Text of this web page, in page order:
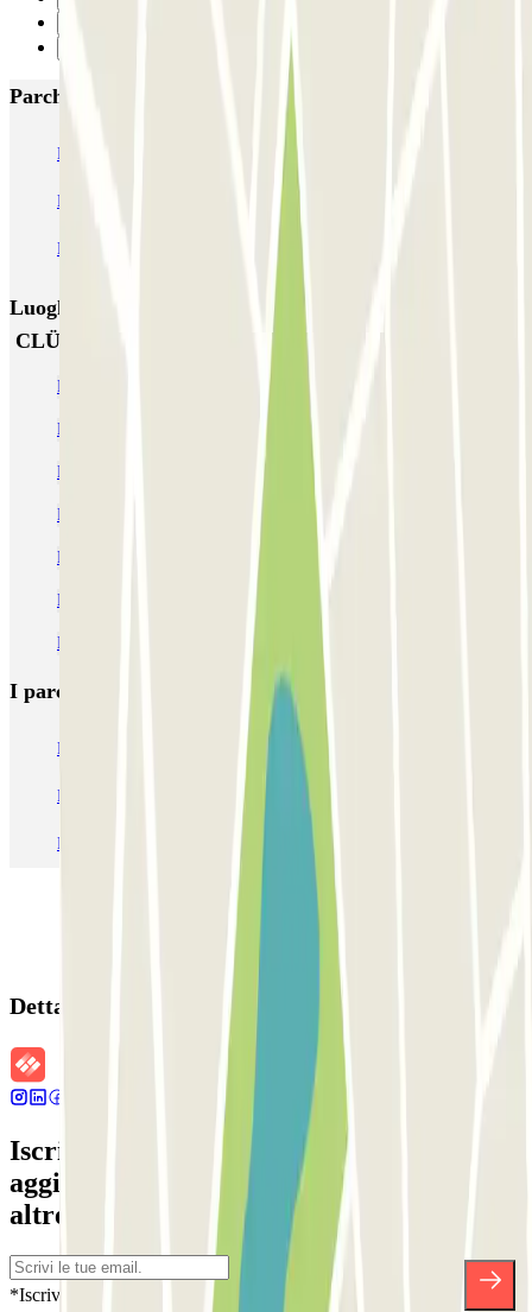
Parcheggi più popolari a Barcellona
NN Santaló NN Borrell
NN Rocafort Torre Nuñez i Navarro
Parking Viajeros BSM Flos i Calcat
Luoghi ed eventi che potrebbero interessarti vicino a
CLÜBO La Salut
Parcheggi vicino al Parco Güell
Parcheggi vicino alla Plaza de la Vila de Gracia
Parcheggi vicino alla Avenida Diagonal
Parcheggi vicino alla Casa Milà
Parcheggio vicino Sagrada Familia | Confronta prezzi
Parcheggi vicino al CosmoCaixa di Barcellona
Parcheggi vicino al Paseo de Gracia
I parcheggi
Parcheggio Venezia Parcheggio Piazzale Roma Venezia
Parcheggio Roma Parcheggio Milano
Parcheggio Malpensa Terminal 1 Parcheggio Malpensa
Dettagli della prenotazione
Iscriviti alla nostra Newsletter e rimani
aggiornato su sconti, concorsi e tante
altre sorprese.
*Iscrivendoti, accetti la nostra Informativa sulla Privacy per ricevere